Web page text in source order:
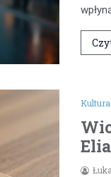
Kultura